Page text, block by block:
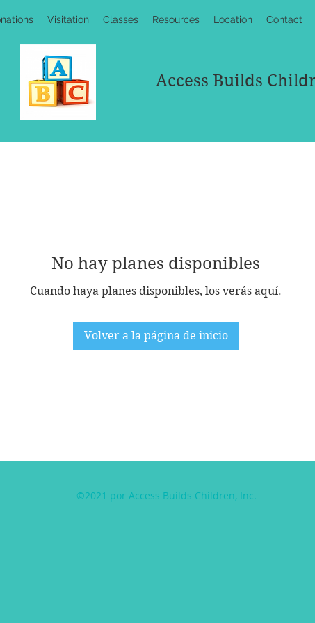
Visitation Classes Resources Location Contact
Access Builds
No hay planes disponibles
Cuando haya planes disponibles, los verás aquí.
Volver a la página de inicio
©2021 por Access Builds Children, Inc.